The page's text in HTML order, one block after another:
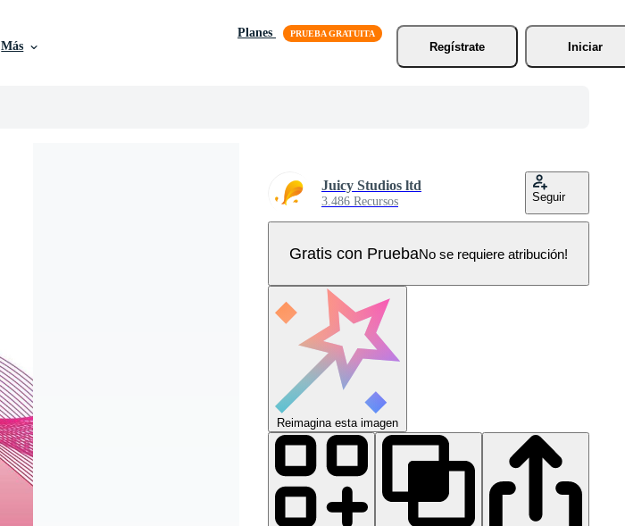
Más
Planes
Regístrate
Iniciar
Juicy Studios ltd
3.486 Recursos Seguir
Gratis con PruebaNo se requiere atribución!
Reimagina esta imagen